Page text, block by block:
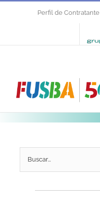
Perfil de Contratante